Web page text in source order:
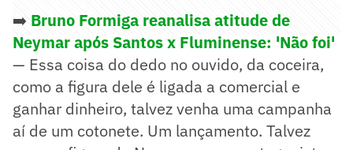
➡️ Bruno Formiga reanalisa atitude de
Neymar após Santos x Fluminense: 'Não foi'
— Essa coisa do dedo no ouvido, da coceira,
como a figura dele é ligada a comercial e
ganhar dinheiro, talvez venha uma campanha
aí de um cotonete. Um lançamento. Talvez